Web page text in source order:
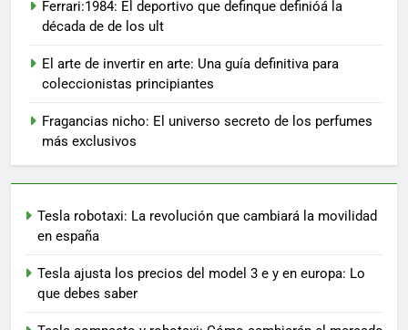
Ferrari:1984: El deportivo que definque definióá la
década de de los ult
El arte de invertir en arte: Una guía definitiva para
coleccionistas principiantes
Fragancias nicho: El universo secreto de los perfumes
más exclusivos
Tesla robotaxi: La revolución que cambiará la movilidad
en españa
Tesla ajusta los precios del model 3 e y en europa: Lo
que debes saber